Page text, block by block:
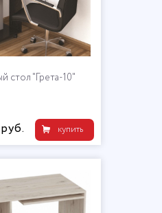
стол "Грета-10"
купить